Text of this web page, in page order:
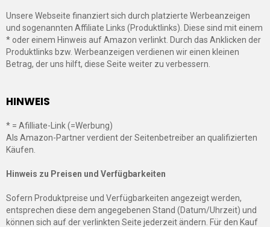
Unsere Webseite finanziert sich durch platzierte Werbeanzeigen
und sogenannten Affiliate Links (Produktlinks). Diese sind mit einem
* oder einem Hinweis auf Amazon verlinkt. Durch das Anklicken der
Produktlinks bzw. Werbeanzeigen verdienen wir einen kleinen
Betrag, der uns hilft, diese Seite weiter zu verbessern.
HINWEIS
* = Afilliate-Link (=Werbung)
Als Amazon-Partner verdient der Seitenbetreiber an qualifizierten
Käufen.
Hinweis zu Preisen und Verfügbarkeiten
Sofern Produktpreise und Verfügbarkeiten angezeigt werden,
entsprechen diese dem angegebenen Stand (Datum/Uhrzeit) und
können sich auf der verlinkten Seite jederzeit ändern. Für den Kauf